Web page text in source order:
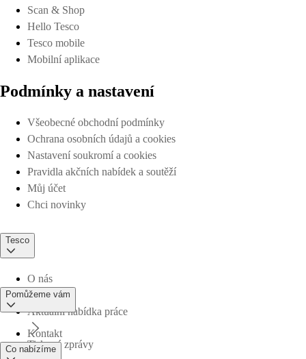
Scan & Shop
Hello Tesco
Tesco mobile
Mobilní aplikace
Podmínky a nastavení
Všeobecné obchodní podmínky
Ochrana osobních údajů a cookies
Nastavení soukromí a cookies
Pravidla akčních nabídek a soutěží
Můj účet
Chci novinky
Tesco
O nás
Aktuální nabídka práce
Tiskové zprávy
Pomůžeme vám
Kontakt
Co nabízíme